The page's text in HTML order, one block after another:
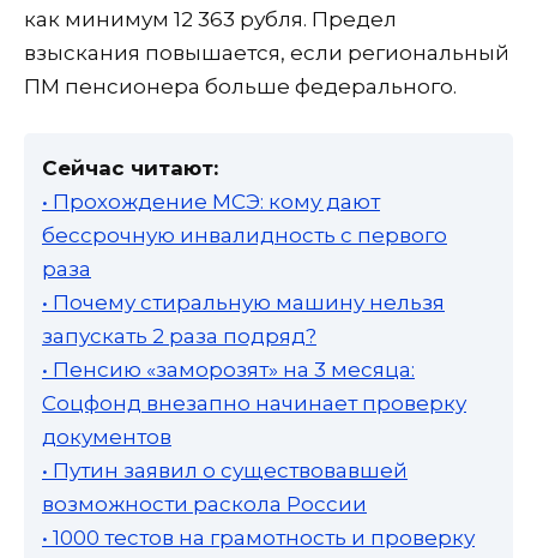
как минимум 12 363 рубля. Предел
взыскания повышается, если региональный
ПМ пенсионера больше федерального.
Сейчас читают:
• Прохождение МСЭ: кому дают
бессрочную инвалидность с первого
раза
• Почему стиральную машину нельзя
запускать 2 раза подряд?
• Пенсию «заморозят» на 3 месяца:
Соцфонд внезапно начинает проверку
документов
• Путин заявил о существовавшей
возможности раскола России
• 1000 тестов на грамотность и проверку